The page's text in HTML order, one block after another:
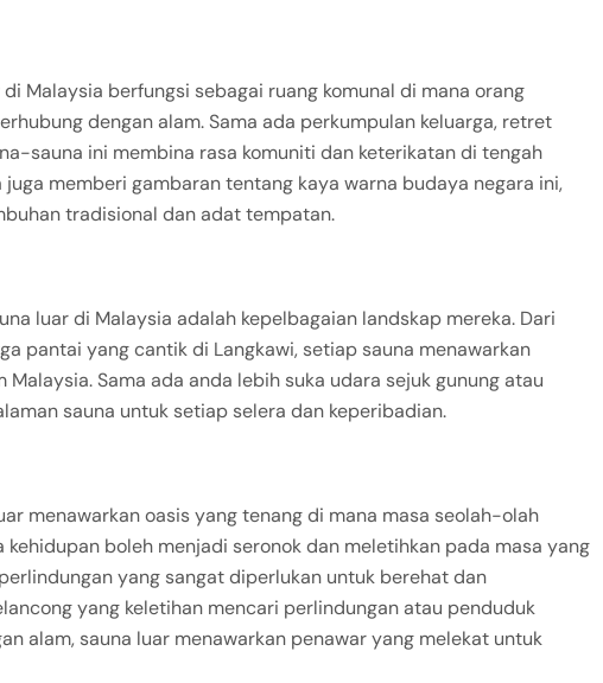
Malaysia berfungsi sebagai ruang komunal di mana orang
dengan alam. Sama ada perkumpulan keluarga, retret
sauna ini membina rasa komuniti dan keterikatan di tengah
memberi gambaran tentang kaya warna budaya negara ini,
tradisional dan adat tempatan.
luar di Malaysia adalah kepelbagaian landskap mereka. Dari
pantai yang cantik di Langkawi, setiap sauna menawarkan
Sama ada anda lebih suka udara sejuk gunung atau
sauna untuk setiap selera dan keperibadian.
menawarkan oasis yang tenang di mana masa seolah-olah
boleh menjadi seronok dan meletihkan pada masa yang
yang sangat diperlukan untuk berehat dan
yang keletihan mencari perlindungan atau penduduk
alam, sauna luar menawarkan penawar yang melekat untuk